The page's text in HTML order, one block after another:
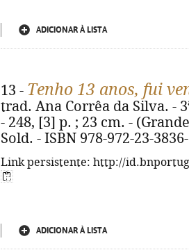
ADICIONAR À LISTA
13 - Tenho 13 anos, fui
trad. Ana Corrêa da Silva. -
- 248, [3] p. ; 23 cm. -
Sold. - ISBN 978-972-23-
Link persistente: http://
ADICIONAR À LISTA